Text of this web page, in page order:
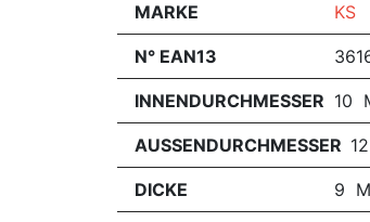
MARKE KS
N° EAN13
INNENDURCHMESSER 10
AUSSENDURCHMESSER
DICKE 9